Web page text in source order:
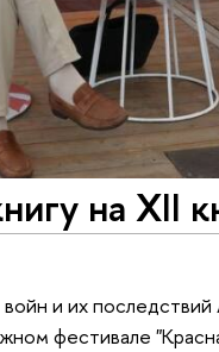
на XII
и их
фестивале